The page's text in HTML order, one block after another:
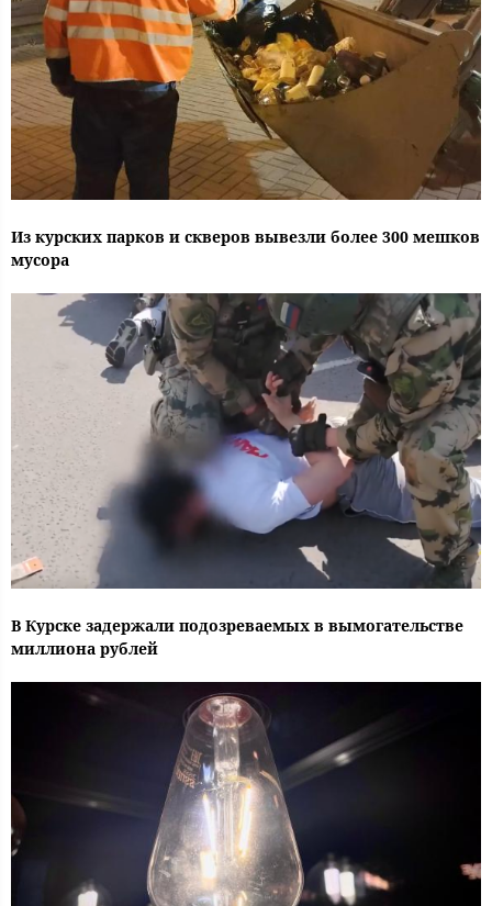
Из курских парков и скверов вывезли более 300 мешков
мусора
В Курске задержали подозреваемых в вымогательстве
миллиона рублей